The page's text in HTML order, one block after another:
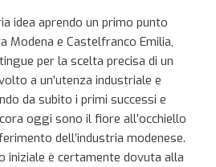
idea aprendo un primo punto
Modena e Castelfranco Emilia,
per la scelta precisa di un
a un’utenza industriale e
da subito i primi successi e
oggi sono il fiore all’occhiello
dell’industria modenese.
iniziale è certamente dovuta alla